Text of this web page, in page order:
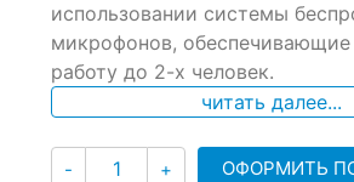
on
customer
ratings
использовании системы
микрофонов,
работу до 2-х человек.
читать далее...
- Количество
+ ОФОРМИТЬ